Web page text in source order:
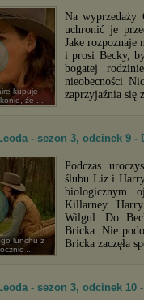
kupuje
że ...
Na wyprzedaży
uchronić je
Jake rozpoznaje
i prosi Becky,
bogatej
nieobecności
zaprzyjaźnia się
- sezon 3, odcinek 9 -
lunchu z
...
Podczas
ślubu Liz i
biologicznym
Killarney.
Wilgul. Do
Bricka. Nie
Bricka zaczęła
- sezon 3, odcinek 10